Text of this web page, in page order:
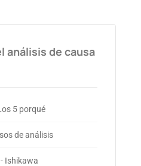
análisis de causa
5 porqué
de análisis
- Ishikawa